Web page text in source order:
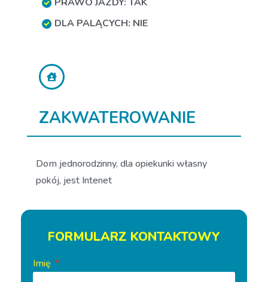
DLA PALĄCYCH: NIE
ZAKWATEROWANIE
Dom jednorodzinny, dla opiekunki własny
pokój, jest Intenet
FORMULARZ KONTAKTOWY
Imię